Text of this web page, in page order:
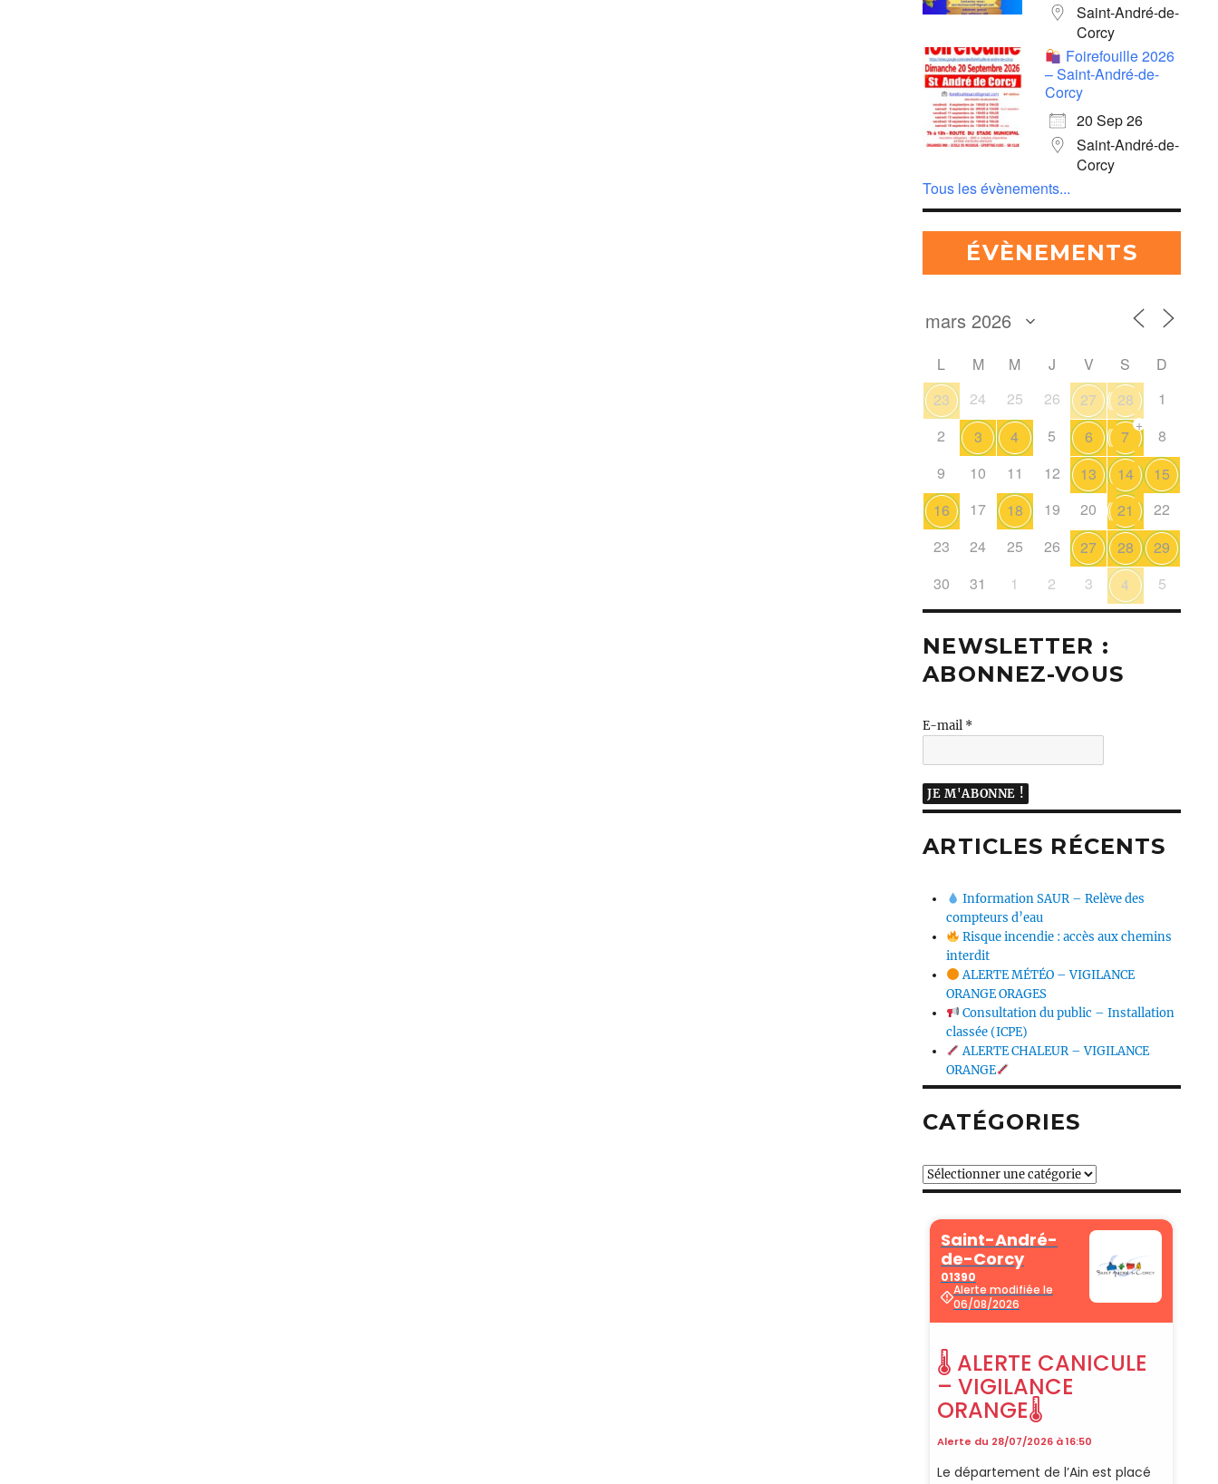
Saint-André-de-
Corcy
Foirefouille 2026
– Saint-André-de-
Corcy
20 Sep 26
Saint-André-de-
Corcy
Tous les évènements...
ÉVÈNEMENTS
L M M J V S
D
23
24 25 26 27 28
1
2
3 4 5 6 7
+
8
9
10 11 12 13 14
15
16
17 18 19 20 21
22
23
24 25 26 27 28
29
30
31 1 2 3 4 5
NEWSLETTER :
ABONNEZ-VOUS
E-mail *
ARTICLES RÉCENTS
Information SAUR – Relève des
compteurs d’eau
Risque incendie : accès aux chemins
interdit
ALERTE MÉTÉO – VIGILANCE
ORANGE ORAGES
Consultation du public – Installation
classée (ICPE)
ALERTE CHALEUR – VIGILANCE
ORANGE
CATÉGORIES
Catégories